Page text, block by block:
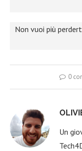
Non vuoi più
0
Un